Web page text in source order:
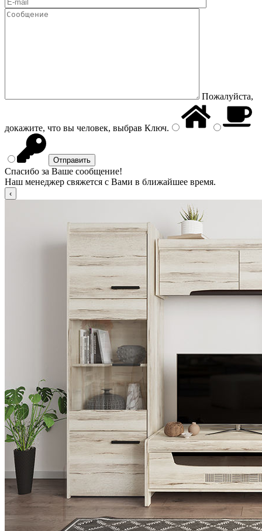
Пожалуйста,
докажите, что вы человек, выбрав Ключ.
Спасибо за Ваше сообщение!
Наш менеджер свяжется с Вами в ближайшее время.